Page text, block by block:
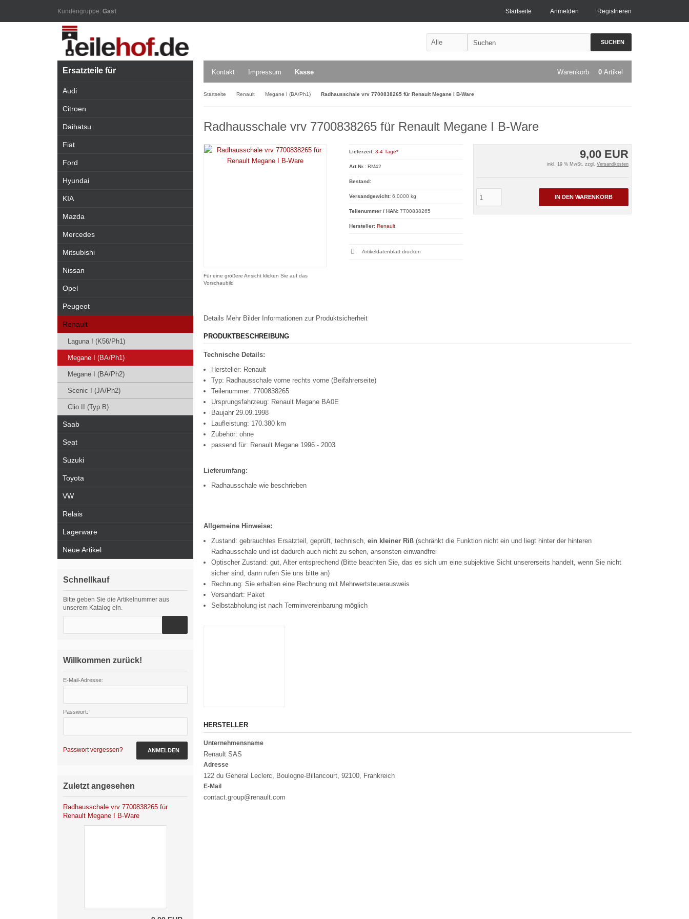
Kundengruppe: Gast Registrieren
Anmelden
Startseite
SUCHEN
Kontakt Impressum Kasse Warenkorb 0 Artikel
Startseite Renault Megane I (BA/Ph1) Radhausschale vrv 7700838265 für Renault Megane I B-Ware
Radhausschale vrv 7700838265 für Renault Megane I B-Ware
Für eine größere Ansicht klicken Sie auf das
Vorschaubild
9,00 EUR
inkl. 19 % MwSt. zzgl. Versandkosten
IN DEN WARENKORB
Lieferzeit: 3-4 Tage*
Art.Nr.: RM42
Bestand:
Versandgewicht:6.0000 kg
Teilenummer / HAN:7700838265
Hersteller: Renault
Artikeldatenblatt drucken
Details Mehr Bilder Informationen zur Produktsicherheit
PRODUKTBESCHREIBUNG
Technische Details:
Hersteller: Renault
Typ: Radhausschale vorne rechts vorne (Beifahrerseite)
Teilenummer: 7700838265
Ursprungsfahrzeug: Renault Megane BA0E
Baujahr 29.09.1998
Laufleistung: 170.380 km
Zubehör: ohne
passend für: Renault Megane 1996 - 2003
Lieferumfang:
Radhausschale wie beschrieben
Allgemeine Hinweise:
Zustand: gebrauchtes Ersatzteil, geprüft, technisch, ein kleiner Riß (schränkt die Funktion nicht ein und liegt hinter der hinteren
Radhausschale und ist dadurch auch nicht zu sehen, ansonsten einwandfrei
Optischer Zustand: gut, Alter entsprechend (Bitte beachten Sie, das es sich um eine subjektive Sicht unsererseits handelt, wenn Sie nicht
sicher sind, dann rufen Sie uns bitte an)
Rechnung: Sie erhalten eine Rechnung mit Mehrwertsteuerausweis
Versandart: Paket
Selbstabholung ist nach Terminvereinbarung möglich
HERSTELLER
Unternehmensname
Renault SAS
Adresse
122 du General Leclerc, Boulogne-Billancourt, 92100, Frankreich
E-Mail
contact.group@renault.com
Ersatzteile für
Audi
Citroen
Daihatsu
Fiat
Ford
Hyundai
KIA
Mazda
Mercedes
Mitsubishi
Nissan
Opel
Peugeot
Renault
Laguna I (K56/Ph1)
Megane I (BA/Ph1)
Megane I (BA/Ph2)
Scenic I (JA/Ph2)
Clio II (Typ B)
Saab
Seat
Suzuki
Toyota
VW
Relais
Lagerware
Neue Artikel
Schnellkauf
Bitte geben Sie die Artikelnummer aus
unserem Katalog ein.
Willkommen zurück!
E-Mail-Adresse:
Passwort:
Passwort vergessen? ANMELDEN
Zuletzt angesehen
Radhausschale vrv 7700838265 für
Renault Megane I B-Ware